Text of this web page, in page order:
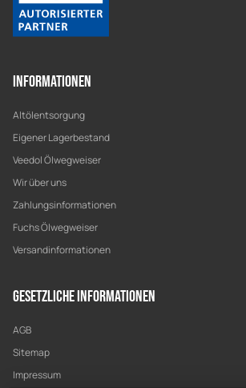
Informationen
Altölentsorgung
Eigener Lagerbestand
Veedol Ölwegweiser
Wir über uns
Zahlungsinformationen
Fuchs Ölwegweiser
Versandinformationen
Gesetzliche Informationen
AGB
Sitemap
Impressum